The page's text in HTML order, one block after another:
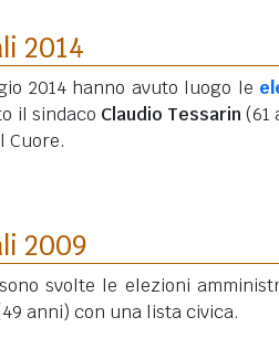
2014
2014 hanno avuto luogo le
il sindaco Claudio Tessarin (61
Cuore.
2009
svolte le elezioni
anni) con una lista civica.